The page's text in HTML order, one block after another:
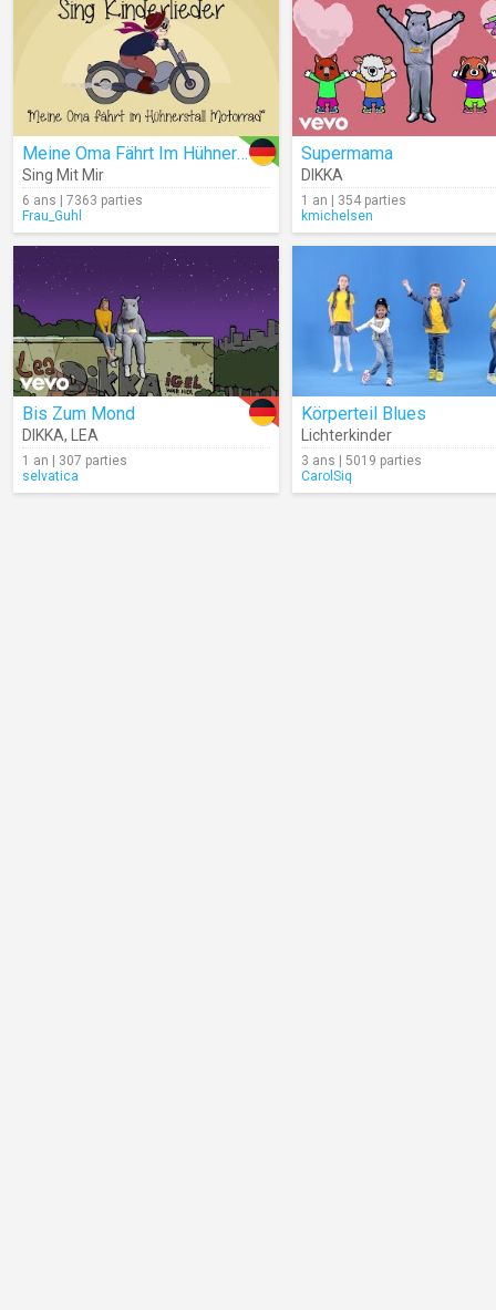
Meine Oma Fährt Im Hühnerstall Motorrad
Sing Mit Mir
6 ans | 7363 parties
Frau_Guhl
Supermama
DIKKA
1 an | 354 parties
kmichelsen
Bis Zum Mond
DIKKA, LEA
1 an | 307 parties
selvatica
Körperteil Blues
Lichterkinder
3 ans | 5019 parties
CarolSiq